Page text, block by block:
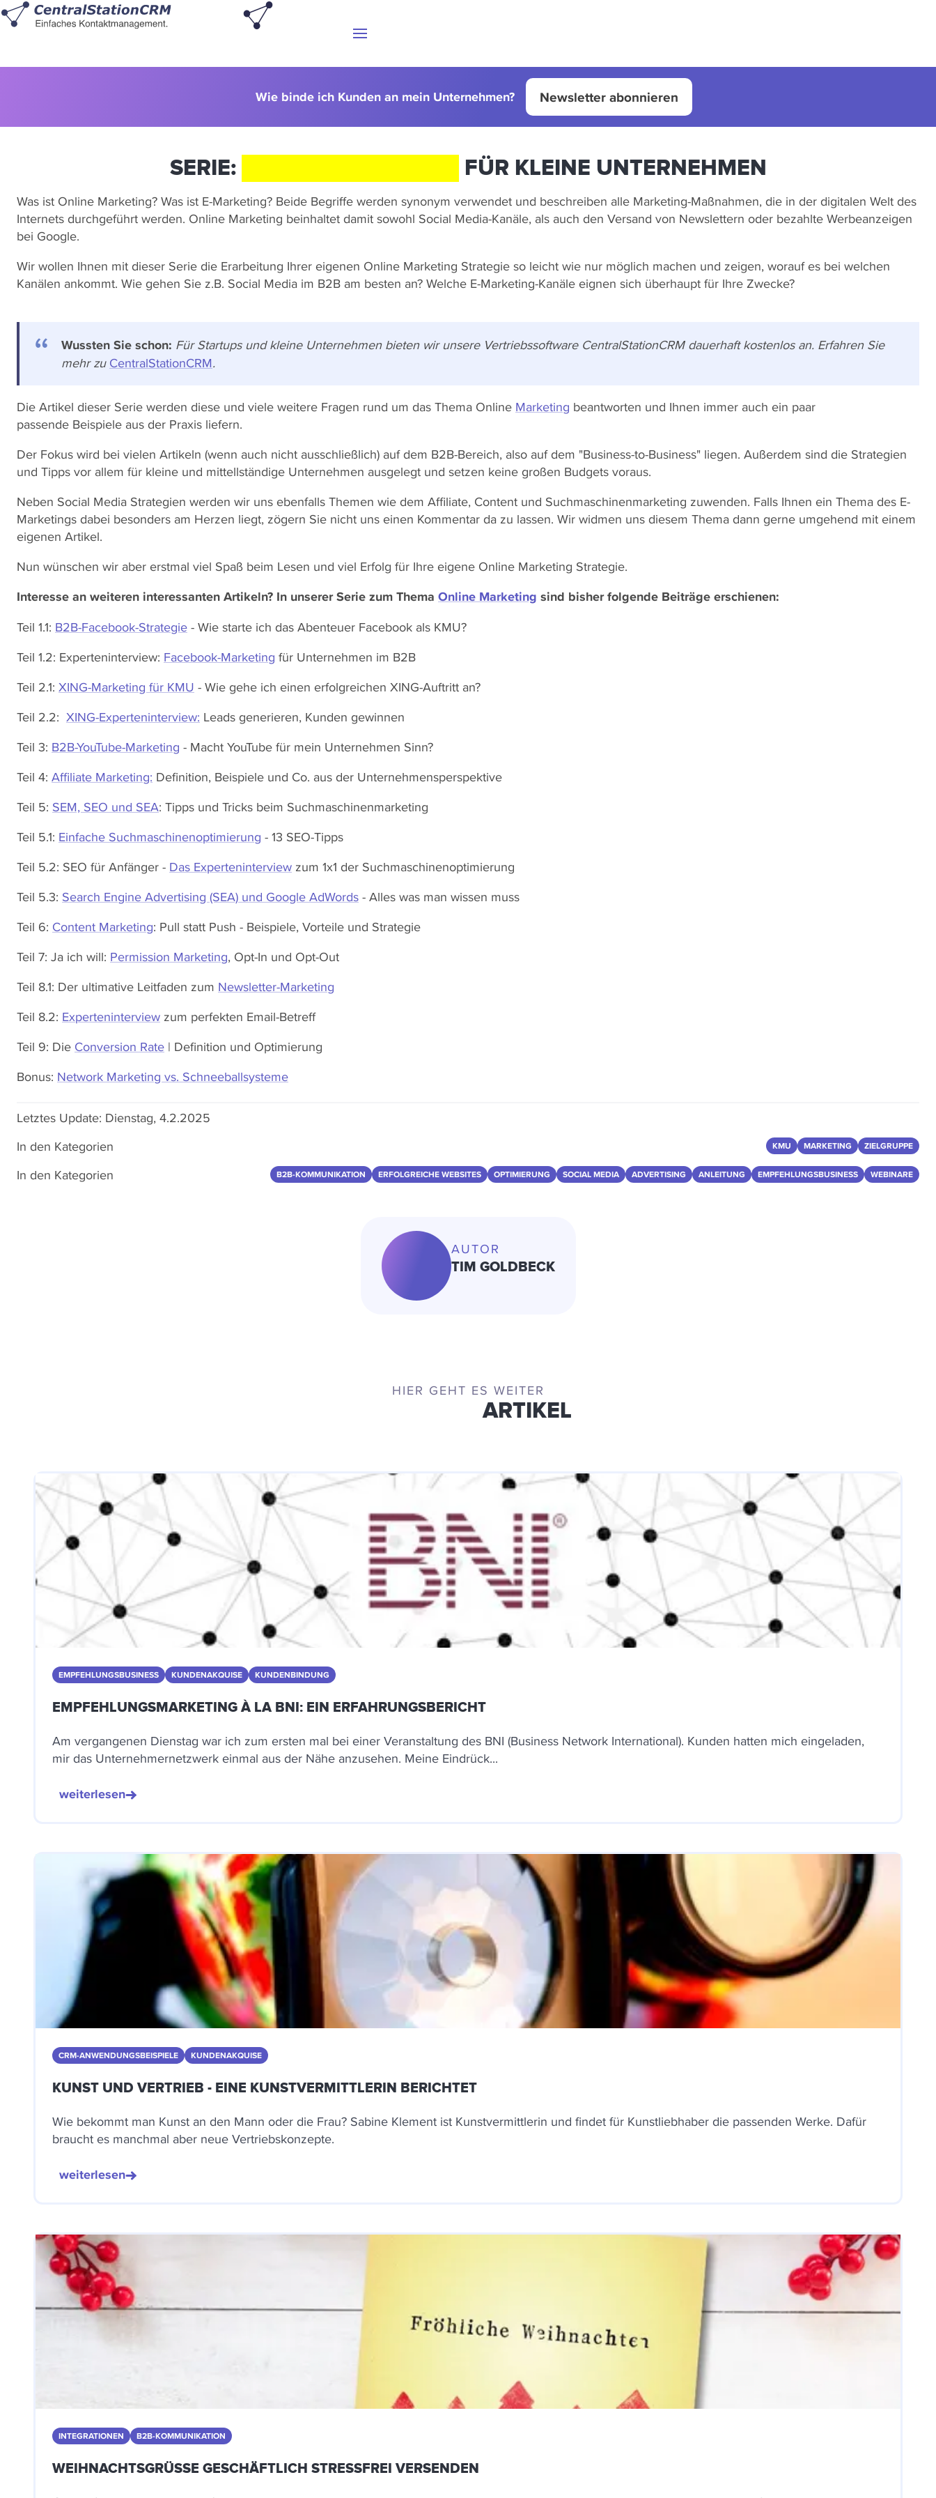
Wie binde ich Kunden an mein Unternehmen? Newsletter abonnieren
SERIE: FÜR KLEINE UNTERNEHMEN
Was ist Online Marketing? Was ist E-Marketing? Beide Begriffe werden synonym verwendet und beschreiben alle Marketing-Maßnahmen, die in der digitalen Welt des
Internets durchgeführt werden. Online Marketing beinhaltet damit sowohl Social Media-Kanäle, als auch den Versand von Newslettern oder bezahlte Werbeanzeigen
bei Google.
Wir wollen Ihnen mit dieser Serie die Erarbeitung Ihrer eigenen Online Marketing Strategie so leicht wie nur möglich machen und zeigen, worauf es bei welchen
Kanälen ankommt. Wie gehen Sie z.B. Social Media im B2B am besten an? Welche E-Marketing-Kanäle eignen sich überhaupt für Ihre Zwecke?
Wussten Sie schon: Für Startups und kleine Unternehmen bieten wir unsere Vertriebssoftware CentralStationCRM dauerhaft kostenlos an. Erfahren Sie
mehr zu CentralStationCRM.
Die Artikel dieser Serie werden diese und viele weitere Fragen rund um das Thema Online Marketing beantworten und Ihnen immer auch ein paar
passende Beispiele aus der Praxis liefern.
Der Fokus wird bei vielen Artikeln (wenn auch nicht ausschließlich) auf dem B2B-Bereich, also auf dem "Business-to-Business" liegen. Außerdem sind die Strategien
und Tipps vor allem für kleine und mittellständige Unternehmen ausgelegt und setzen keine großen Budgets voraus.
Neben Social Media Strategien werden wir uns ebenfalls Themen wie dem Affiliate, Content und Suchmaschinenmarketing zuwenden. Falls Ihnen ein Thema des E-
Marketings dabei besonders am Herzen liegt, zögern Sie nicht uns einen Kommentar da zu lassen. Wir widmen uns diesem Thema dann gerne umgehend mit einem
eigenen Artikel.
Nun wünschen wir aber erstmal viel Spaß beim Lesen und viel Erfolg für Ihre eigene Online Marketing Strategie.
Interesse an weiteren interessanten Artikeln? In unserer Serie zum Thema Online Marketing sind bisher folgende Beiträge erschienen:
Teil 1.1: B2B-Facebook-Strategie - Wie starte ich das Abenteuer Facebook als KMU?
Teil 1.2: Experteninterview: Facebook-Marketing für Unternehmen im B2B
Teil 2.1: XING-Marketing für KMU - Wie gehe ich einen erfolgreichen XING-Auftritt an?
Teil 2.2: XING-Experteninterview: Leads generieren, Kunden gewinnen
Teil 3: B2B-YouTube-Marketing - Macht YouTube für mein Unternehmen Sinn?
Teil 4: Affiliate Marketing: Definition, Beispiele und Co. aus der Unternehmensperspektive
Teil 5: SEM, SEO und SEA: Tipps und Tricks beim Suchmaschinenmarketing
Teil 5.1: Einfache Suchmaschinenoptimierung - 13 SEO-Tipps
Teil 5.2: SEO für Anfänger - Das Experteninterview zum 1x1 der Suchmaschinenoptimierung
Teil 5.3: Search Engine Advertising (SEA) und Google AdWords - Alles was man wissen muss
Teil 6: Content Marketing: Pull statt Push - Beispiele, Vorteile und Strategie
Teil 7: Ja ich will: Permission Marketing, Opt-In und Opt-Out
Teil 8.1: Der ultimative Leitfaden zum Newsletter-Marketing
Teil 8.2: Experteninterview zum perfekten Email-Betreff
Teil 9: Die Conversion Rate | Definition und Optimierung
Bonus: Network Marketing vs. Schneeballsysteme
Letztes Update: Dienstag, 4.2.2025
In den Kategorien
KMU MARKETING ZIELGRUPPE
In den Kategorien B2B-KOMMUNIKATION ERFOLGREICHE WEBSITES OPTIMIERUNG SOCIAL MEDIA ADVERTISING ANLEITUNG EMPFEHLUNGSBUSINESS WEBINARE
AUTOR
TIM GOLDBECK
HIER GEHT ES WEITER
ARTIKEL
EMPFEHLUNGSBUSINESS KUNDENAKQUISE KUNDENBINDUNG
EMPFEHLUNGSMARKETING À LA BNI: EIN ERFAHRUNGSBERICHT
Am vergangenen Dienstag war ich zum ersten mal bei einer Veranstaltung des BNI (Business Network International). Kunden hatten mich eingeladen,
mir das Unternehmernetzwerk einmal aus der Nähe anzusehen. Meine Eindrück...
weiterlesen
CRM-ANWENDUNGSBEISPIELE KUNDENAKQUISE
KUNST UND VERTRIEB - EINE KUNSTVERMITTLERIN BERICHTET
Wie bekommt man Kunst an den Mann oder die Frau? Sabine Klement ist Kunstvermittlerin und findet für Kunstliebhaber die passenden Werke. Dafür
braucht es manchmal aber neue Vertriebskonzepte.
weiterlesen
INTEGRATIONEN B2B-KOMMUNIKATION
WEIHNACHTSGRÜSSE GESCHÄFTLICH STRESSFREI VERSENDEN